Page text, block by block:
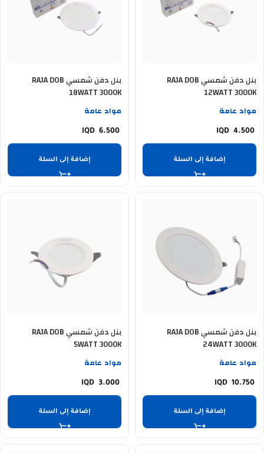
بنل دفن شمسي RAJA DOB
12WATT 3000K
مواد عامة
4.500
إضافة إلى السلة
بنل دفن شمسي RAJA DOB
18WATT 3000K
مواد عامة
6.500
إضافة إلى السلة
بنل دفن شمسي RAJA DOB
24WATT 3000K
مواد عامة
10.750
إضافة إلى السلة
بنل دفن شمسي RAJA DOB
5WATT 3000K
مواد عامة
3.000
إضافة إلى السلة